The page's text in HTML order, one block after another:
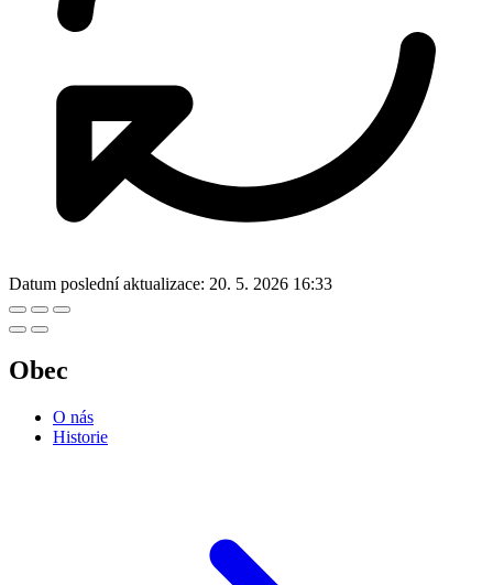
Datum poslední aktualizace: 20. 5. 2026 16:33
Obec
O nás
Historie